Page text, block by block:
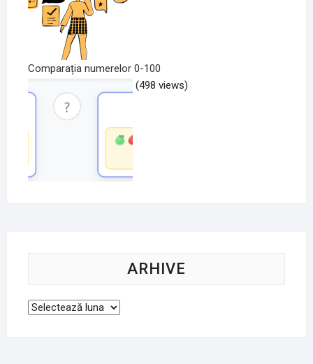
Comparația numerelor 0-100
(498 views)
ARHIVE
Arhive